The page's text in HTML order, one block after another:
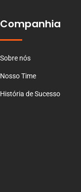
Companhia
Sobre nós
Nosso Time
História de Sucesso